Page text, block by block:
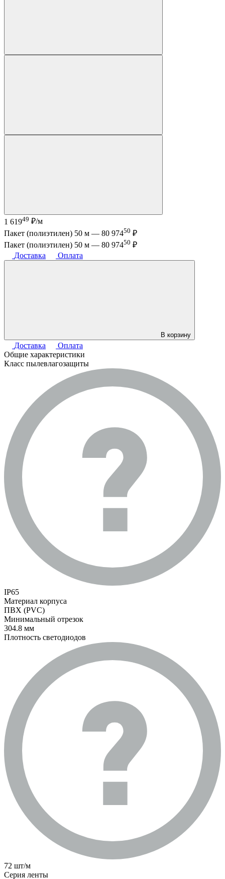
1 61949 ₽/м
Пакет (полиэтилен) 50 м — 80 97450 ₽
Пакет (полиэтилен) 50 м — 80 97450 ₽
Доставка
Оплата
В корзину
Доставка
Оплата
Общие характеристики
Класс пылевлагозащиты
IP65
Материал корпуса
ПВХ (PVC)
Минимальный отрезок
304.8 мм
Плотность светодиодов
72 шт/м
Серия ленты